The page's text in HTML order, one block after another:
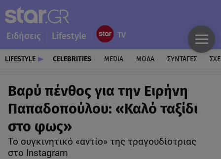
Ειδήσεις Lifestyle
LIFESTYLE CELEBRITIES MEDIA ΜΟΔΑ ΣΥΝΤΑΓΕΣ
Βαρύ πένθος για την Ειρήνη
Παπαδοπούλου: «Καλό ταξίδι
στο φως»
Το συγκινητικό «αντίο» της τραγουδίστριας
στο Instagram